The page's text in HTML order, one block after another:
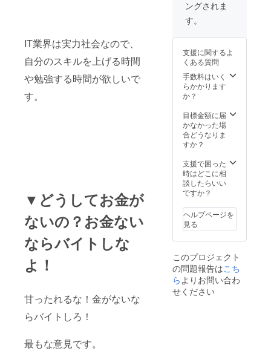
IT業界は実力社会なので、
自分のスキルを上げる時間
や勉強する時間が欲しいで
す。
▼どうしてお金が
ないの？お金ない
ならバイトしな
よ！
甘ったれるな！金がないな
らバイトしろ！
最もな意見です。
ングされま
す。
支援に関するよ
くある質問
手数料はいく
らかかります
か？
目標金額に届
かなかった場
合どうなりま
すか？
支援で困った
時はどこに相
談したらいい
ですか？
ヘルプページを
見る
このプロジェクト
の問題報告はこち
ら よりお問い合わ
せください